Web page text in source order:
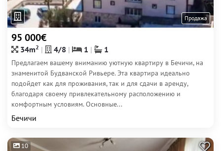
Продажа
95 000€
34m2 4/8 1 1
Предлагаем вашему вниманию уютную квартиру в Бечичи, на
знаменитой Будванской Ривьере. Эта квартира идеально
подойдет как для проживания, так и для сдачи в аренду,
благодаря своему привлекательному расположению и
комфортным условиям. Основные...
Бечичи
10